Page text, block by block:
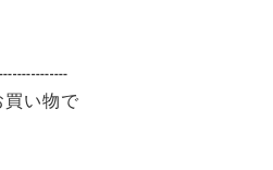
買い物で